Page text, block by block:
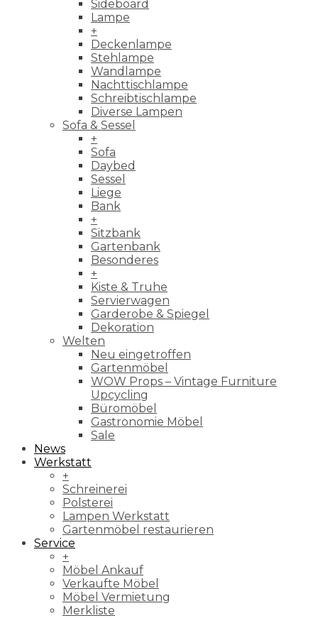
Sideboard
Lampe
+
Deckenlampe
Stehlampe
Wandlampe
Nachttischlampe
Schreibtischlampe
Diverse Lampen
Sofa & Sessel
+
Sofa
Daybed
Sessel
Liege
Bank
+
Sitzbank
Gartenbank
Besonderes
+
Kiste & Truhe
Servierwagen
Garderobe & Spiegel
Dekoration
Welten
Neu eingetroffen
Gartenmöbel
WOW Props – Vintage Furniture
Upcycling
Büromöbel
Gastronomie Möbel
Sale
News
Werkstatt
+
Schreinerei
Polsterei
Lampen Werkstatt
Gartenmöbel restaurieren
Service
+
Möbel Ankauf
Verkaufte Möbel
Möbel Vermietung
Merkliste